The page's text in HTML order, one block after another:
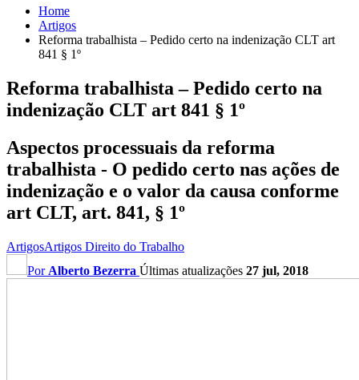
Home
Artigos
Reforma trabalhista – Pedido certo na indenização CLT art
841 § 1º
Reforma trabalhista – Pedido certo na
indenização CLT art 841 § 1º
Aspectos processuais da reforma
trabalhista - O pedido certo nas ações de
indenização e o valor da causa conforme
art CLT, art. 841, § 1º
ArtigosArtigos Direito do Trabalho
Por Alberto Bezerra Últimas atualizações 27 jul, 2018